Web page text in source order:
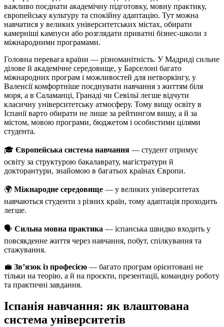
важливо поєднати академічну підготовку, мовну практику,
європейську культуру та спокійну адаптацію. Тут можна
навчатися у великих університетських містах, обирати
камерніші кампуси або розглядати приватні бізнес-школи з
міжнародними програмами.
Головна перевага країни — різноманітність. У Мадриді сильне
ділове й академічне середовище, у Барселоні багато
міжнародних програм і можливостей для нетворкінгу, у
Валенсії комфортніше поєднувати навчання з життям біля
моря, а в Саламанці, Гранаді чи Севільї легше відчути
класичну університетську атмосферу. Тому вищу освіту в
Іспанії варто обирати не лише за рейтингом вишу, а й за
містом, мовою програми, бюджетом і особистими цілями
студента.
🎓 Європейська система навчання — студент отримує
освіту за структурою бакалаврату, магістратури й
докторантури, знайомою в багатьох країнах Європи.
🌍 Міжнародне середовище — у великих університетах
навчаються студенти з різних країн, тому адаптація проходить
легше.
🗣️ Сильна мовна практика — іспанська швидко входить у
повсякденне життя через навчання, побут, спілкування та
стажування.
💼 Зв’язок із професією — багато програм орієнтовані не
тільки на теорію, а й на проєкти, презентації, командну роботу
та практичні завдання.
Іспанія навчання: як влаштована
система університетів